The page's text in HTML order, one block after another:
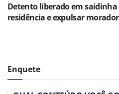
Detento liberado em saidinha
residência e expulsar
Enquete